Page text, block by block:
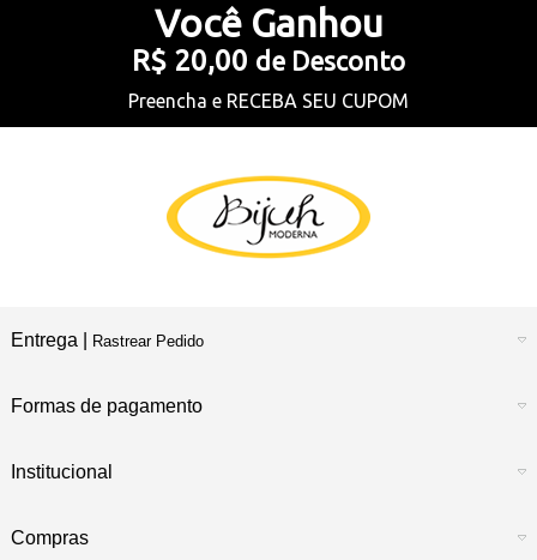
Você Ganhou
R$ 20,00 de Desconto
Preencha e RECEBA SEU CUPOM
Entrega | Rastrear Pedido
Formas de pagamento
Institucional
Compras